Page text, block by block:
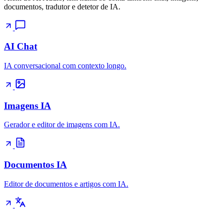
documentos, tradutor e detetor de IA.
AI Chat
IA conversacional com contexto longo.
Imagens IA
Gerador e editor de imagens com IA.
Documentos IA
Editor de documentos e artigos com IA.